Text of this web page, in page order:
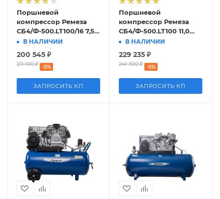
Поршневой
компрессор Ремеза
СБ4/Ф-500.LT100/16 7,5
кВтВ НАЛИЧИИ
200 545 ₽
211 100₽ -5%
ЗАПРОСИТЬ КП
Поршневой
компрессор Ремеза
СБ4/Ф-500.LT100 11,0
кВтВ НАЛИЧИИ
229 235 ₽
241 300₽ -5%
ЗАПРОСИТЬ КП